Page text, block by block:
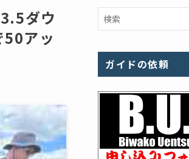
ダウ
アッ
ガイドの依頼